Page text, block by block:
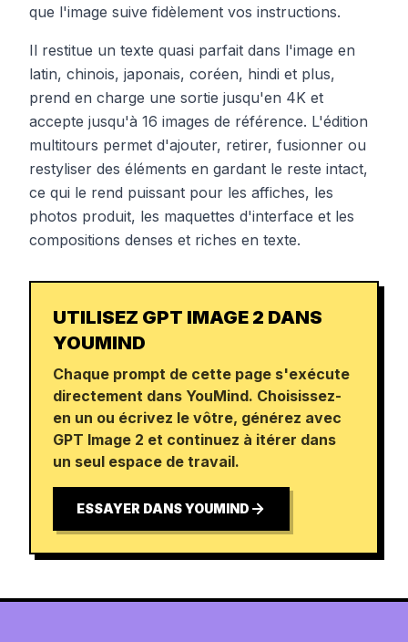
que l'image suive fidèlement vos instructions.
Il restitue un texte quasi parfait dans l'image en
latin, chinois, japonais, coréen, hindi et plus,
prend en charge une sortie jusqu'en 4K et
accepte jusqu'à 16 images de référence. L'édition
multitours permet d'ajouter, retirer, fusionner ou
restyliser des éléments en gardant le reste intact,
ce qui le rend puissant pour les affiches, les
photos produit, les maquettes d'interface et les
compositions denses et riches en texte.
UTILISEZ GPT IMAGE 2 DANS
YOUMIND
Chaque prompt de cette page s'exécute
directement dans YouMind. Choisissez-
en un ou écrivez le vôtre, générez avec
GPT Image 2 et continuez à itérer dans
un seul espace de travail.
ESSAYER DANS YOUMIND